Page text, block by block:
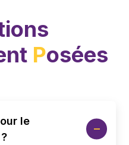
Posées
le